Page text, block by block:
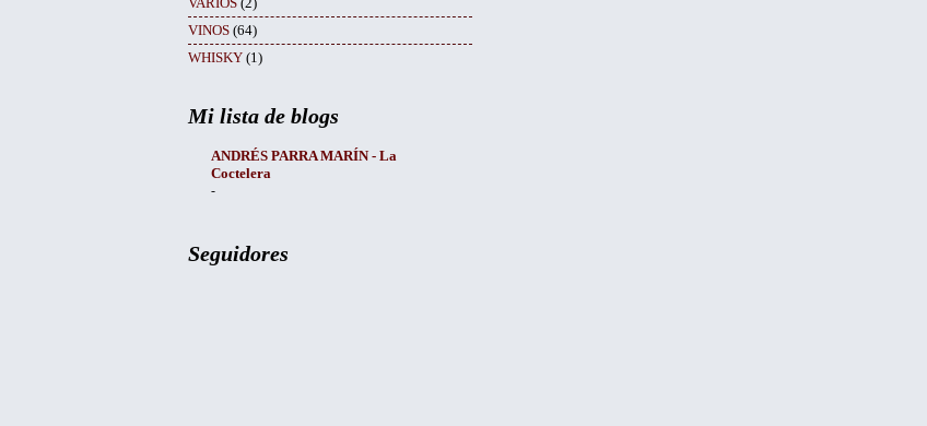
VARIOS (2)
VINOS (64)
WHISKY (1)
Mi lista de blogs
ANDRÉS PARRA MARÍN - La
Coctelera
-
Seguidores